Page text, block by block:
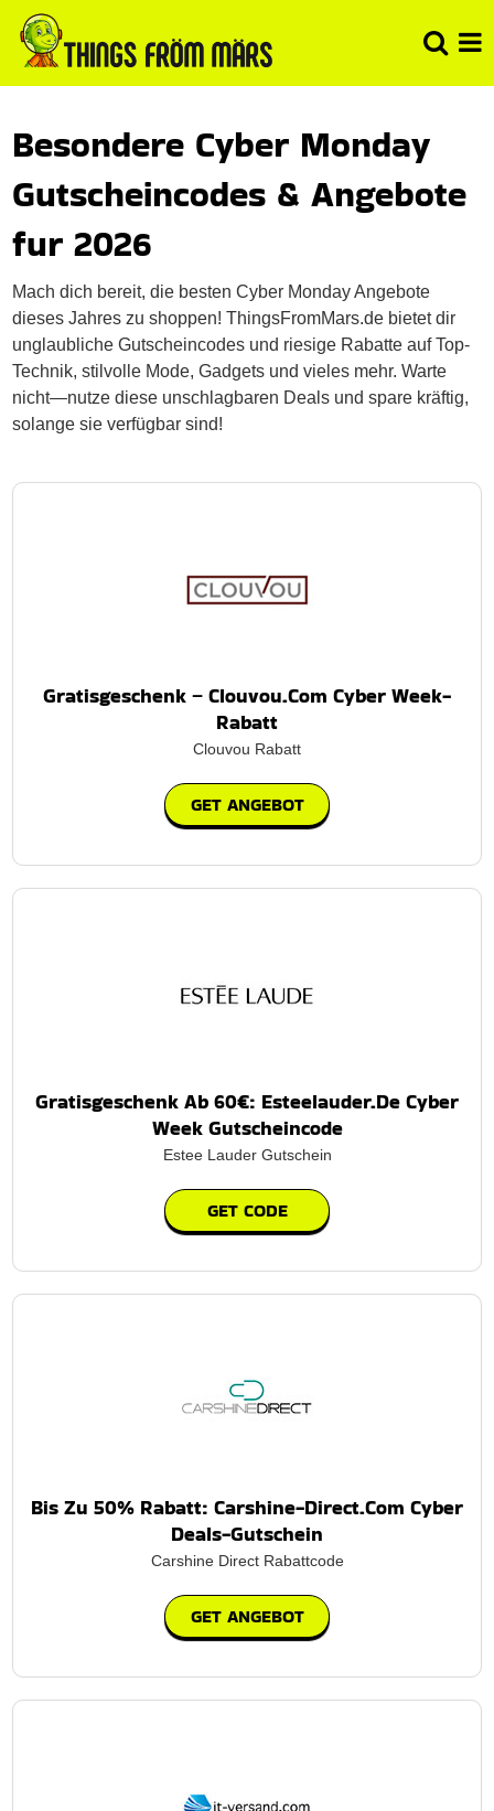
Besondere Cyber Monday
Gutscheincodes & Angebote
fur 2026
Mach dich bereit, die besten Cyber Monday Angebote
dieses Jahres zu shoppen! ThingsFromMars.de bietet dir
unglaubliche Gutscheincodes und riesige Rabatte auf Top-
Technik, stilvolle Mode, Gadgets und vieles mehr. Warte
nicht—nutze diese unschlagbaren Deals und spare kräftig,
solange sie verfügbar sind!
Gratisgeschenk – Clouvou.Com Cyber Week-
Rabatt
Clouvou Rabatt
GET ANGEBOT
Gratisgeschenk Ab 60€: Esteelauder.De Cyber
Week Gutscheincode
Estee Lauder Gutschein
GET CODE
Bis Zu 50% Rabatt: Carshine-Direct.Com Cyber
Deals-Gutschein
Carshine Direct Rabattcode
GET ANGEBOT